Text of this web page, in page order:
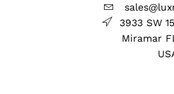
3933 SW
Miramar